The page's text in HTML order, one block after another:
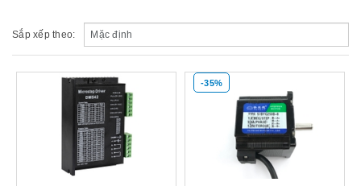
Sắp xếp theo:
-35%